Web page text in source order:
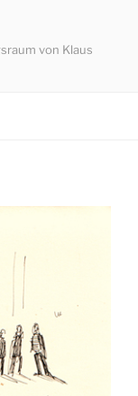
von Klaus